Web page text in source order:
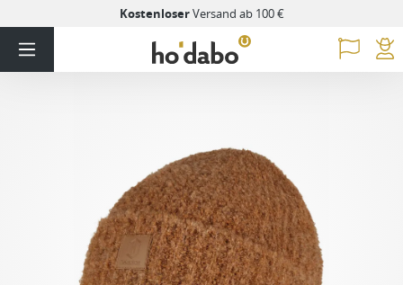
KostenloserVersand ab 100 €